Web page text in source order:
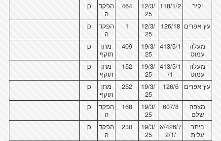
יקיר 118/1/2
12/3/
25
464
הפקד
ה
כן
עץ אפרים 126/18
12/3/
25
1
הפקד
ה
כן
מעלה
עמוס
413/5/1
19/3/
25
409
מתן
תוקף
כן
מעלה
עמוס
413/5/1
/1
19/3/
25
152
מתן
תוקף
כן
עץ אפרים 126/6
19/3/
25
252
מתן
תוקף
כן
מצפה
שלם
607/8
19/3/
25
168
הפקד
ה
כן
ביתר
עלית
426/7/א
/2/1
19/3/
25
230
הפקד
ה
כן